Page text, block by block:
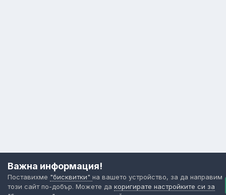
Важна информация!
Поставихме "бисквитки" на вашето устройство, за да направим
този сайт по-добър. Можете да коригирате настройките си за